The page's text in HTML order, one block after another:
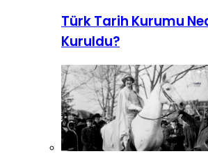
Türk Tarih Kurumu
Kuruldu?